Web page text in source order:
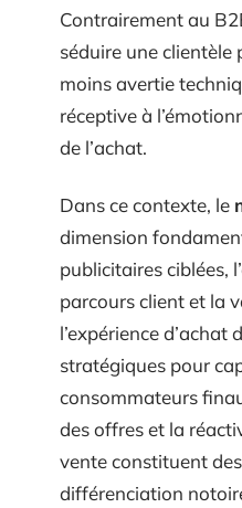
Contrairement au
séduire une clientèle
moins avertie
réceptive à
de l’achat.
Dans ce contexte, le
dimension
publicitaires ciblées,
parcours client et la
l’expérience d’achat
stratégiques pour
consommateurs
des offres et la
vente constituent
différenciation